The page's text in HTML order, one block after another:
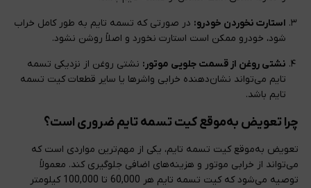
استارت نخوردن خودرو: در صورتی که تسمه تایم به طور کامل خراب
شود، خودرو ممکن است استارت نخورد و اصلاً روشن نشود.
نشتی روغن از قسمت جلویی موتور: نشتی روغن از نزدیکی تسمه
تایم می‌تواند نشان‌دهنده خرابی واشرها یا سایر قطعات کیت تسمه
تایم باشد.
چرا تعویض به‌موقع کیت تسمه تایم ضروری است؟
تعویض به‌موقع کیت تسمه تایم، یکی از مهم‌ترین مواردی است که
می‌تواند از خرابی موتور و هزینه‌های اضافی جلوگیری کند. معمولاً
توصیه می‌شود که کیت تسمه تایم هر 60,000 تا 100,000 کیلومتر